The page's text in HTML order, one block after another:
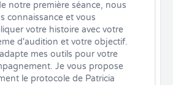
notre première séance, nous
connaissance et vous
votre histoire avec votre
d'audition et votre objectif.
mes outils pour votre
Je vous propose
le protocole de Patricia